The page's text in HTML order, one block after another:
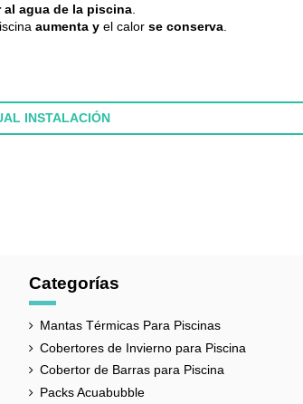
al agua de la piscina
aumenta y el calor se conserva
INSTALACIÓN
Categorías
Mantas Térmicas Para Piscinas
Cobertores de Invierno para Piscina
Cobertor de Barras para Piscina
Packs Acuabubble